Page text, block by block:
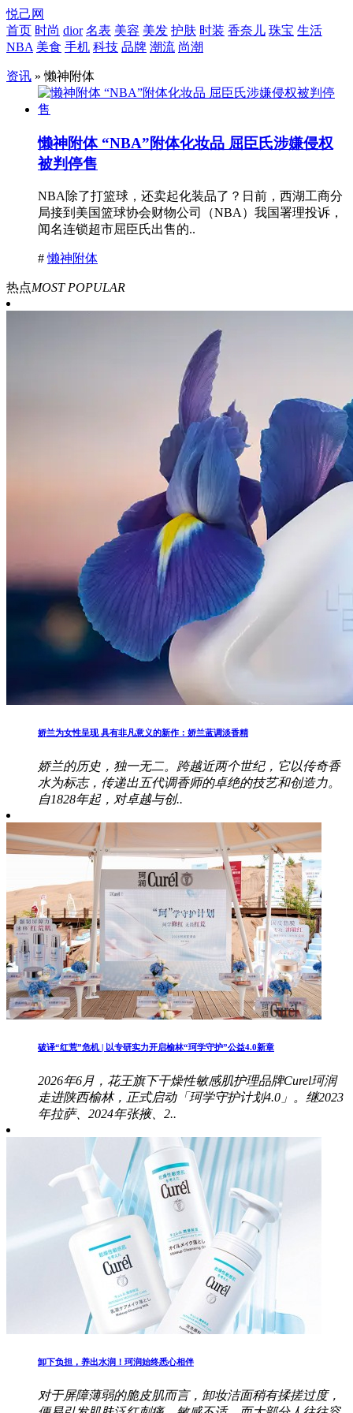
悦己网
首页 时尚 dior 名表 美容 美发 护肤 时装 香奈儿 珠宝 生活
NBA 美食 手机 科技 品牌 潮流 尚潮
资讯 » 懒神附体
懒神附体 “NBA”附体化妆品 屈臣氏涉嫌侵权
被判停售
NBA除了打篮球，还卖起化装品了？日前，西湖工商分
局接到美国篮球协会财物公司（NBA）我国署理投诉，
闻名连锁超市屈臣氏出售的..
#懒神附体
热点MOST POPULAR
娇兰为女性呈现 具有非凡意义的新作：娇兰蓝调淡香精
娇兰的历史，独一无二。跨越近两个世纪，它以传奇香
水为标志，传递出五代调香师的卓绝的技艺和创造力。
自1828年起，对卓越与创..
破译“红荒”危机 | 以专研实力开启榆林“珂学守护”公益4.0新章
2026年6月，花王旗下干燥性敏感肌护理品牌Curel珂润
走进陕西榆林，正式启动「珂学守护计划4.0」。继2023
年拉萨、2024年张掖、2..
卸下负担，养出水润！珂润始终悉心相伴
对于屏障薄弱的脆皮肌而言，卸妆洁面稍有揉搓过度，